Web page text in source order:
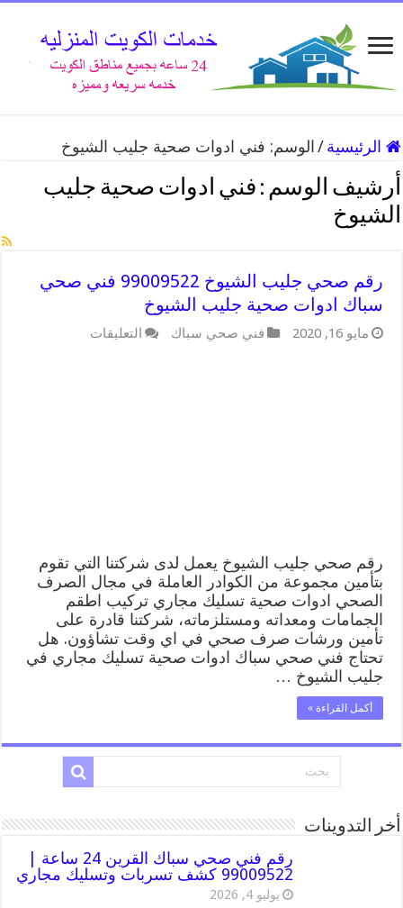
الرئيسية / الوسم: فني ادوات صحية جليب الشيوخ
أرشيف الوسم : فني ادوات صحية جليب
الشيوخ
رقم صحي جليب الشيوخ 99009522 فني صحي
سباك ادوات صحية جليب الشيوخ
مايو 16, 2020 فني صحي سباك التعليقات
رقم صحي جليب الشيوخ يعمل لدى شركتنا التي تقوم
بتأمين مجموعة من الكوادر العاملة في مجال الصرف
الصحي ادوات صحية تسليك مجاري تركيب اطقم
الجمامات ومعداته ومستلزماته، شركتنا قادرة على
تأمين ورشات صرف صحي في اي وقت تشاؤون. هل
تحتاج فني صحي سباك ادوات صحية تسليك مجاري في
جليب الشيوخ …
أكمل القراءة »
أخر التدوينات
رقم فني صحي سباك القرين 24 ساعة |
99009522 كشف تسربات وتسليك مجاري
يوليو 4, 2026